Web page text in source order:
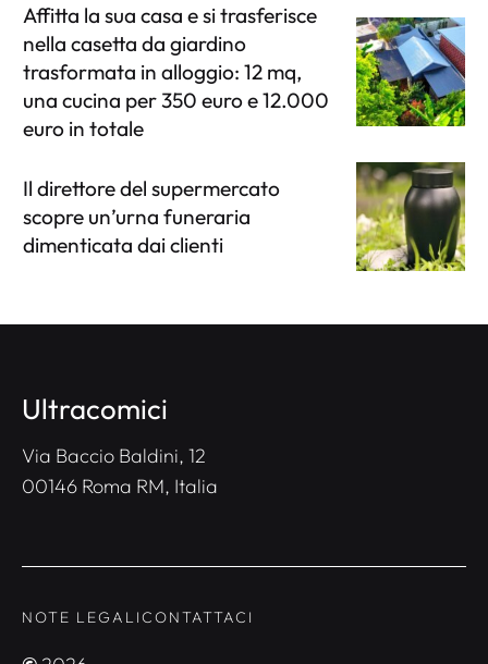
Affitta la sua casa e si trasferisce
nella casetta da giardino
trasformata in alloggio: 12 mq,
una cucina per 350 euro e 12.000
euro in totale
Il direttore del supermercato
scopre un’urna funeraria
dimenticata dai clienti
Ultracomici
Via Baccio Baldini, 12
00146 Roma RM, Italia
NOTE LEGALICONTATTACI